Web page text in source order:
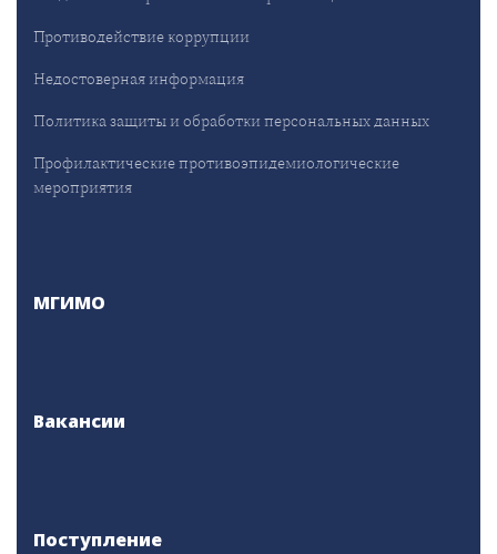
Противодействие коррупции
Недостоверная информация
Политика защиты и обработки персональных данных
Профилактические противоэпидемиологические
мероприятия
МГИМО
Вакансии
Поступление